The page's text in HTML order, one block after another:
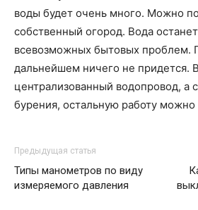
воды будет очень много. Можно
собственный огород. Вода
всевозможных бытовых проблем.
дальнейшем ничего не придется.
централизованный водопровод, а
бурения, остальную работу можно
Предыдущая статья
Типы манометров по виду
измеряемого давления